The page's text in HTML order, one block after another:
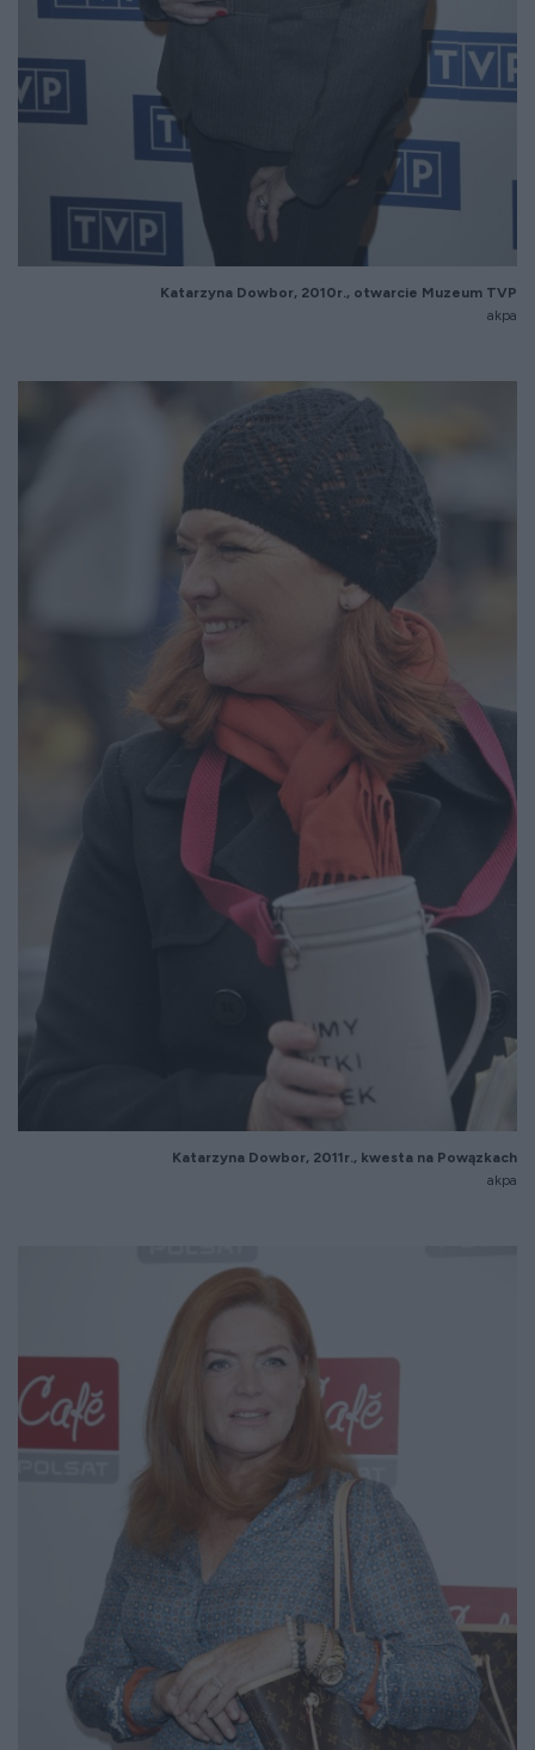
Katarzyna Dowbor, 2010r., otwarcie Muzeum TVP
akpa
Katarzyna Dowbor, 2011r., kwesta na Powązkach
akpa